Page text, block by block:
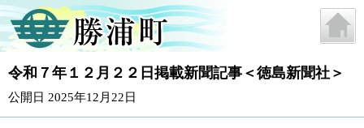
令和７年１２月２２日掲載新聞記事＜徳島新聞社＞
公開日 2025年12月22日